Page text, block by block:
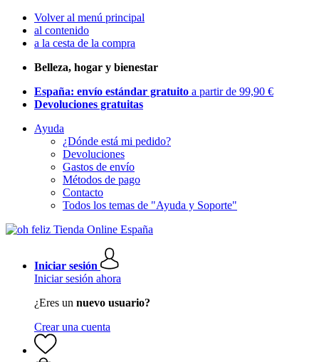
Volver al menú principal
al contenido
a la cesta de la compra
Belleza, hogar y bienestar
España: envío estándar gratuito a partir de 99,90 €
Devoluciones gratuitas
Ayuda
¿Dónde está mi pedido?
Devoluciones
Gastos de envío
Métodos de pago
Contacto
Todos los temas de "Ayuda y Soporte"
Iniciar sesión
Iniciar sesión ahora
¿Eres un nuevo usuario?
Crear una cuenta